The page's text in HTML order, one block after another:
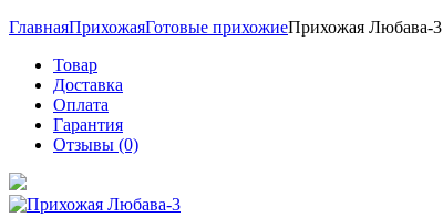
ГлавнаяПрихожаяГотовые прихожиеПрихожая Любава-3
Товар
Доставка
Оплата
Гарантия
Отзывы (0)